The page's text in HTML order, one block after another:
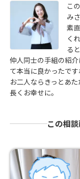
こ
み
素
く
る
仲人同士の手組の紹
て本当に良かったで
お二人ならきっとあ
長くお幸せに。
この相